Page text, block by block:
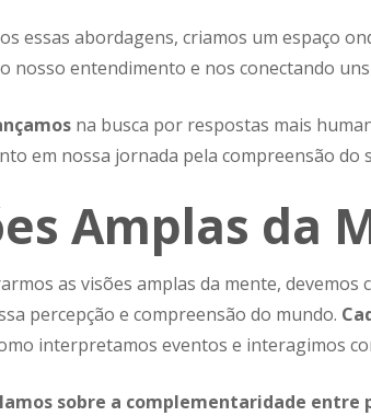
essas abordagens, criamos um espaço
nosso entendimento e nos conectando
na busca por respostas mais
em nossa jornada pela compreensão do
Amplas da
as visões amplas da mente,
percepção e compreensão do mundo.
interpretamos eventos e interagimos
sobre a complementaridade entre